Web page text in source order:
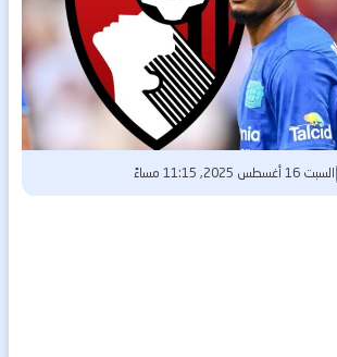
السبت 16 أغسطس 2025, 11:15 مساءً